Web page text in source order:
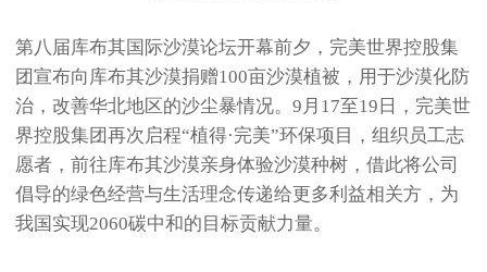
第八届库布其国际沙漠论坛开幕前夕，完美世界控股集
团宣布向库布其沙漠捐赠100亩沙漠植被，用于沙漠化防
治，改善华北地区的沙尘暴情况。9月17至19日，完美世
界控股集团再次启程“植得·完美”环保项目，组织员工志
愿者，前往库布其沙漠亲身体验沙漠种树，借此将公司
倡导的绿色经营与生活理念传递给更多利益相关方，为
我国实现2060碳中和的目标贡献力量。